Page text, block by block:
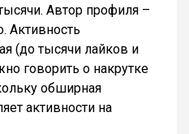
Автор профиля –
Активность
(до тысячи лайков и
говорить о накрутке
обширная
активности на